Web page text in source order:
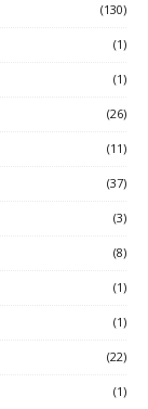
(130)
(1)
(1)
(26)
(11)
(37)
(3)
(8)
(1)
(1)
(22)
(1)